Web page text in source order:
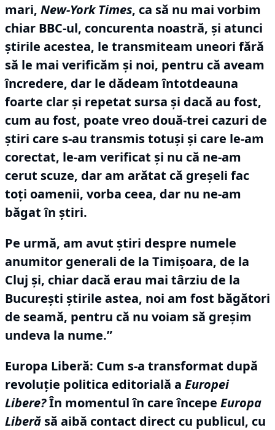
mari, New-York Times, ca să nu mai vorbim
chiar BBC-ul, concurenta noastră, și atunci
știrile acestea, le transmiteam uneori fără
să le mai verificăm și noi, pentru că aveam
încredere, dar le dădeam întotdeauna
foarte clar și repetat sursa și dacă au fost,
cum au fost, poate vreo două-trei cazuri de
știri care s-au transmis totuși și care le-am
corectat, le-am verificat și nu că ne-am
cerut scuze, dar am arătat că greșeli fac
toți oamenii, vorba ceea, dar nu ne-am
băgat în știri.
Pe urmă, am avut știri despre numele
anumitor generali de la Timișoara, de la
Cluj și, chiar dacă erau mai târziu de la
București știrile astea, noi am fost băgători
de seamă, pentru că nu voiam să greșim
undeva la nume.”
Europa Liberă: Cum s-a transformat după
revoluție politica editorială a Europei
Libere?În momentul în care începe Europa
Liberă să aibă contact direct cu publicul, cu